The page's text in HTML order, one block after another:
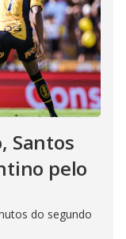
Santos
pelo
do segundo